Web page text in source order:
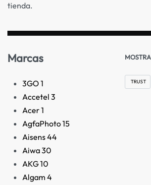
tienda.
Marcas
3GO 1
Accetel 3
Acer1
AgfaPhoto15
Aisens44
Aiwa30
AKG10
Algam 4
TRUST